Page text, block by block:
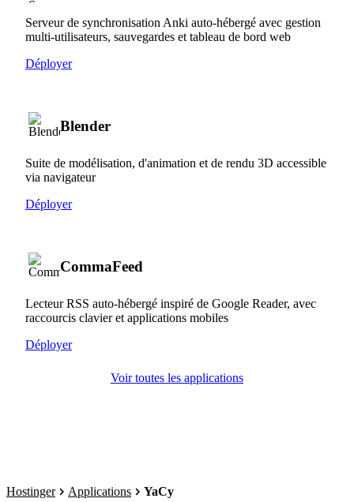
Serveur de synchronisation Anki auto-hébergé avec gestion
multi-utilisateurs, sauvegardes et tableau de bord web
Déployer
Blender
Suite de modélisation, d'animation et de rendu 3D accessible
via navigateur
Déployer
CommaFeed
Lecteur RSS auto-hébergé inspiré de Google Reader, avec
raccourcis clavier et applications mobiles
Déployer
Voir toutes les applications
Hostinger Applications YaCy